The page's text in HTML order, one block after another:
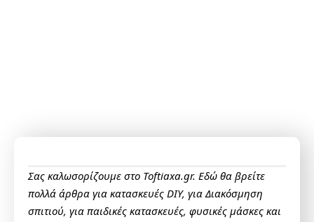
Σας καλωσορίζουμε στο Toftiaxa.gr. Εδώ θα βρείτε
πολλά άρθρα για κατασκευές DIY, για Διακόσμηση
σπιτιού, για παιδικές κατασκευές, φυσικές μάσκες και